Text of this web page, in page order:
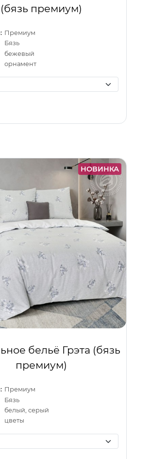
(бязь премиум)
Премиум
Бязь
бежевый
орнамент
НОВИНКА
бельё Грэта (бязь
премиум)
Премиум
Бязь
белый, серый
цветы